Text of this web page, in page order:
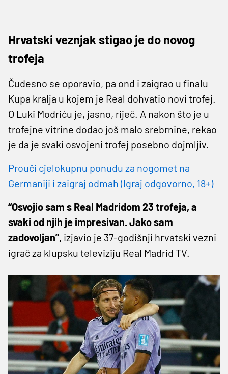
Hrvatski veznjak stigao je do novog
trofeja
Čudesno se oporavio, pa ond i zaigrao u finalu
Kupa kralja u kojem je Real dohvatio novi trofej.
O Luki Modriću je, jasno, riječ. A nakon što je u
trofejne vitrine dodao još malo srebrnine, rekao
je da je svaki osvojeni trofej posebno dojmljiv.
Prouči cjelokupnu ponudu za nogomet na
Germaniji i zaigraj odmah (Igraj odgovorno, 18+)
“Osvojio sam s Real Madridom 23 trofeja, a
svaki od njih je impresivan. Jako sam
zadovoljan”, izjavio je 37-godišnji hrvatski vezni
igrač za klupsku televiziju Real Madrid TV.